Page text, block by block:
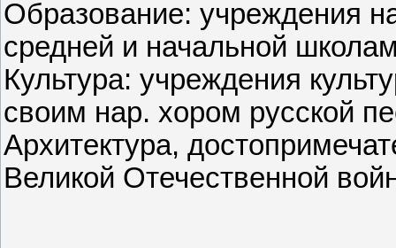
Образование: учреждения
средней и начальной
Культура: учреждения
своим нар. хором русской
Архитектура,
Великой Отечественной